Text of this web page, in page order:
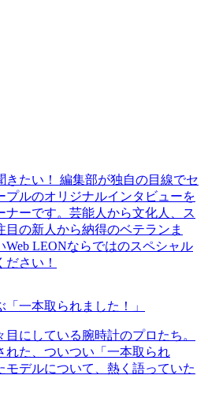
きたい！ 編集部が独自の目線でセ
プルのオリジナルインタビューを
ナーです。芸能人から文化人、ス
目の新人から納得のベテランま
Web LEONならではのスペシャル
ださい！
一本取られました！」
にしている腕時計のプロたち。
れた、ついつい「一本取られ
モデルについて、熱く語っていた